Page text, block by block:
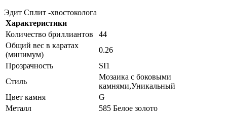
Эдит Сплит -хвостоколога
Характеристики
Количество бриллиантов
44
Общий вес в каратах
(минимум)
0.26
Прозрачность
SI1
Стиль
Мозаика с боковыми
камнями,Уникальный
Цвет камня
G
Металл
585 Белое золото